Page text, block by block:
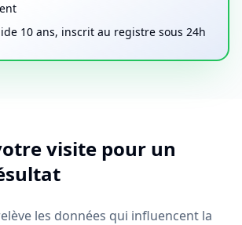
10 ans, inscrit au registre sous 24h
visite pour un
les données qui influencent la